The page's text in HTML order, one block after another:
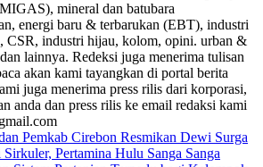
mineral dan batubara
energi baru & terbarukan (EBT), industri
CSR, industri hijau, kolom, opini. urban &
lainnya. Redeksi juga menerima tulisan
akan kami tayangkan di portal berita
juga menerima press rilis dari korporasi,
anda dan press rilis ke email redaksi kami
Pemkab Cirebon Resmikan Dewi Surga
Pertamina Hulu Sanga Sanga